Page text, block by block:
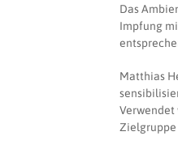
Das
Impfung
Matthias
Verwendet
Zielgruppe